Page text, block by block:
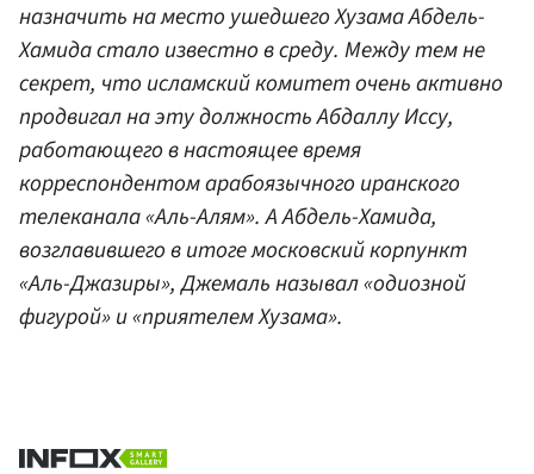
назначить на место ушедшего Хузама Абдель-
Хамида стало известно в среду. Между тем не
секрет, что исламский комитет очень активно
продвигал на эту должность Абдаллу Иссу,
работающего в настоящее время
корреспондентом арабоязычного иранского
телеканала «Аль-Алям». А Абдель-Хамида,
возглавившего в итоге московский корпункт
«Аль-Джазиры», Джемаль называл «одиозной
фигурой» и «приятелем Хузама».